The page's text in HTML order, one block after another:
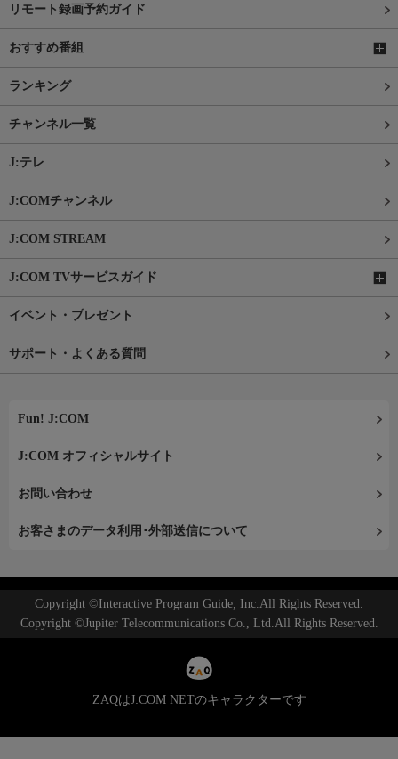
リモート録画予約ガイド
おすすめ番組
ランキング
チャンネル一覧
J:テレ
J:COMチャンネル
J:COM STREAM
J:COM TVサービスガイド
イベント・プレゼント
サポート・よくある質問
Fun! J:COM
J:COM オフィシャルサイト
お問い合わせ
お客さまのデータ利用･外部送信について
Copyright ©Interactive Program Guide, Inc.All Rights Reserved.
Copyright ©Jupiter Telecommunications Co., Ltd.All Rights Reserved.
ZAQはJ:COM NETのキャラクターです